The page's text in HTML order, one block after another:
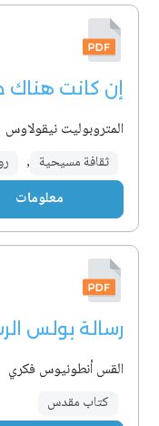
إن كانت هناك
المتروبوليت نيقولاوس
ثقافة مسيحية ,
معلومات
رسالة بولس
القس أنطونيوس فكري
كتاب مقدس